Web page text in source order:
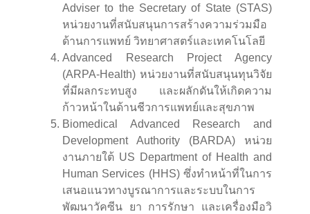
Adviser to the Secretary of State (STAS)
หน่วยงานที่สนับสนุนการสร้างความร่วมมือ
ด้านการแพทย์ วิทยาศาสตร์และเทคโนโลยี
Advanced Research Project Agency
(ARPA-Health) หน่วยงานที่สนับสนุนทุนวิจัย
ที่มีผลกระทบสูง และผลักดันให้เกิดความ
ก้าวหน้าในด้านชีวการแพทย์และสุขภาพ
Biomedical Advanced Research and
Development Authority (BARDA) หน่วย
งานภายใต้ US Department of Health and
Human Services (HHS) ซึ่งทำหน้าที่ในการ
เสนอแนวทางบูรณาการและระบบในการ
พัฒนาวัคซีน ยา การรักษา และเครื่องมือวิ